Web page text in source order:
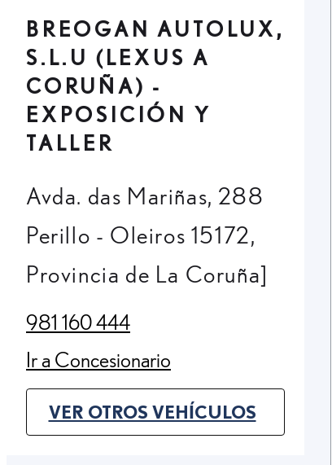
BREOGAN AUTOLUX,
S.L.U (LEXUS A
CORUÑA) -
EXPOSICIÓN Y
TALLER
Avda. das Mariñas, 288
Perillo - Oleiros 15172,
Provincia de La Coruña]
981 160 444
(Opens in new tab)
Ir a Concesionario
(Opens in new tab)
VER OTROS VEHÍCULOS
(OPENS IN NEW TAB)